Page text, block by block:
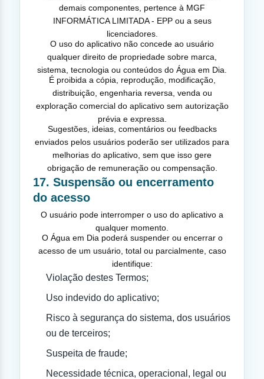
demais componentes, pertence à MGF
INFORMÁTICA LIMITADA - EPP ou a seus
licenciadores.
O uso do aplicativo não concede ao usuário
qualquer direito de propriedade sobre marca,
sistema, tecnologia ou conteúdos do Água em Dia.
É proibida a cópia, reprodução, modificação,
distribuição, engenharia reversa, venda ou
exploração comercial do aplicativo sem autorização
prévia e expressa.
Sugestões, ideias, comentários ou feedbacks
enviados pelos usuários poderão ser utilizados para
melhorias do aplicativo, sem que isso gere
obrigação de remuneração ou compensação.
17. Suspensão ou encerramento
do acesso
O usuário pode interromper o uso do aplicativo a
qualquer momento.
O Água em Dia poderá suspender ou encerrar o
acesso de um usuário, total ou parcialmente, caso
identifique:
Violação destes Termos;
Uso indevido do aplicativo;
Risco à segurança do sistema, dos usuários
ou de terceiros;
Suspeita de fraude;
Necessidade técnica, operacional, legal ou